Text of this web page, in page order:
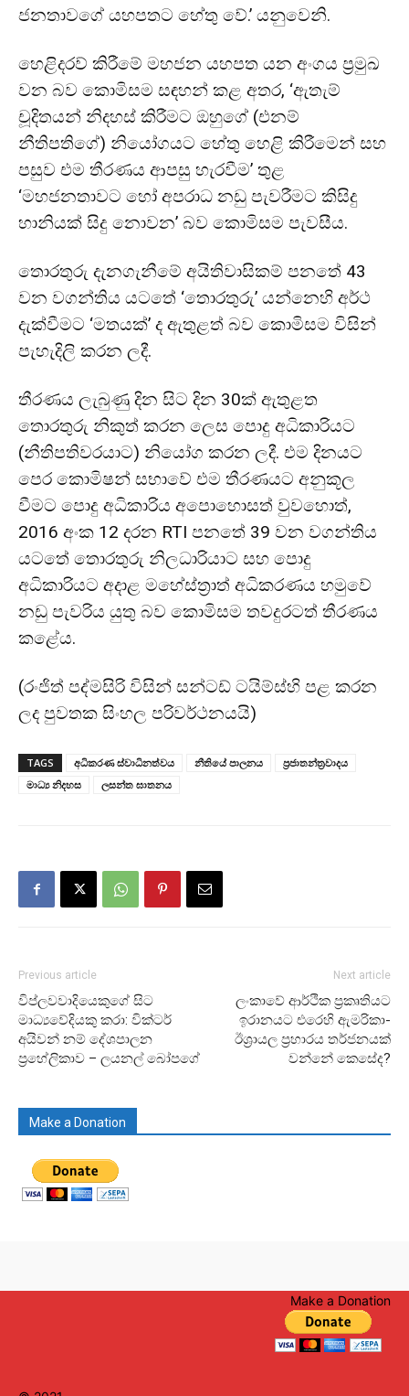
ජනතාවගේ යහපතට හේතු වේ.’ යනුවෙනි.
හෙළිදරව් කිරීමේ මහජන යහපත යන අංගය ප්‍රමුඛ
වන බව කොමිසම සඳහන් කළ අතර, ‘ඇතැම්
චූදිතයන් නිදහස් කිරීමට ඔහුගේ (එනම්
නීතිපතිගේ) නියෝගයට හේතු හෙළි කිරීමෙන් සහ
පසුව එම තීරණය ආපසු හැරවීම’ තුළ
‘මහජනතාවට හෝ අපරාධ නඩු පැවරීමට කිසිදු
හානියක් සිදු නොවන’ බව කොමිසම පැවසීය.
තොරතුරු දැනගැනීමේ අයිතිවාසිකම් පනතේ 43
වන වගන්තිය යටතේ ‘තොරතුරු’ යන්නෙහි අර්ථ
දැක්වීමට ‘මතයක්’ ද ඇතුළත් බව කොමිසම විසින්
පැහැදිලි කරන ලදී.
තීරණය ලැබුණු දින සිට දින 30ක් ඇතුළත
තොරතුරු නිකුත් කරන ලෙස පොදු අධිකාරියට
(නීතිපතිවරයාට) නියෝග කරන ලදී. එම දිනයට
පෙර කොමිෂන් සභාවේ එම තීරණයට අනුකූල
වීමට පොදු අධිකාරිය අපොහොසත් වුවහොත්,
2016 අංක 12 දරන RTI පනතේ 39 වන වගන්තිය
යටතේ තොරතුරු නිලධාරියාට සහ පොදු
අධිකාරියට අදාළ මහේස්ත්‍රාත් අධිකරණය හමුවේ
නඩු පැවරිය යුතු බව කොමිසම තවදුරටත් තීරණය
කළේය.
(රංජිත් පද්මසිරි විසින් සන්ටඩ් ටයිම්ස්හි පළ කරන
ලද පුවතක සිංහල පරිවර්ථනයයි)
TAGS අධිකරණ ස්වාධිනත්වය නීතියේ පාලනය
ප්‍රජාතන්ත්‍රවාදය
මාධ්‍ය නිදහස
ලසන්ත ඝාතනය
Previous article
විප්ලවවාදියෙකුගේ සිට
මාධ්‍යවේදියකු කරා: වික්ටර්
අයිවන් නම් දේශපාලන
ප්‍රහේලිකාව – ලයනල් බෝපගේ
Next article
ලංකාවේ ආර්ථික ප්‍රකෘතියට
ඉරානයට එරෙහි ඇමරිකා-
ඊශ්‍රායල ප්‍රහාරය තර්ජනයක්
වන්නේ කෙසේද?
Make a Donation
Make a Donation